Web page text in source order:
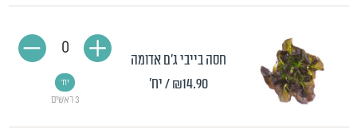
חסה בייבי ג'ם אדומה
₪14.90/ יח'
3 ראשים
יח'
0